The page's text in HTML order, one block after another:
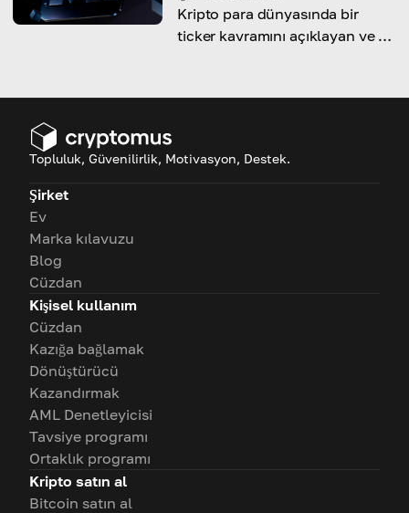
Kripto para dünyasında bir
ticker kavramını açıklayan ve en
makale.
Topluluk, Güvenilirlik, Motivasyon, Destek.
Şirket
Ev
Marka kılavuzu
Blog
Cüzdan
Kişisel kullanım
Cüzdan
Kazığa bağlamak
Dönüştürücü
Kazandırmak
AML Denetleyicisi
Tavsiye programı
Ortaklık programı
Kripto satın al
Bitcoin satın al